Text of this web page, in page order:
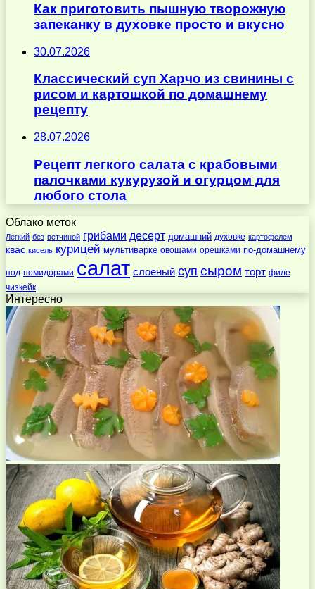
Как приготовить пышную творожную
запеканку в духовке просто и вкусно
30.07.2026
Классический суп Харчо из свинины с
рисом и картошкой по домашнему
рецепту
28.07.2026
Рецепт легкого салата с крабовыми
палочками кукурузой и огурцом для
любого стола
Облако меток
Легкий без ветчиной грибами десерт домашний духовке картофелем
квас кисель курицей мультиварке овощами орешками по-домашнему
под помидорами салат слоеный суп сыром торт филе
чизкейк
Интересно